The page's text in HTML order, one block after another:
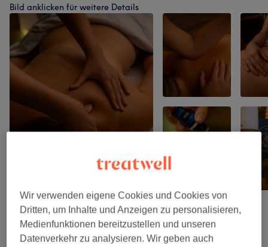
Bild anklicken für weitere Details
Salonbewertungen
Wir verwenden eigene Cookies und Cookies von
Dritten, um Inhalte und Anzeigen zu personalisieren,
Medienfunktionen bereitzustellen und unseren
Datenverkehr zu analysieren. Wir geben auch